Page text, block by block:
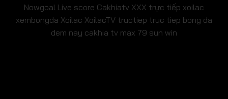
Nowgoal Live score Cakhiatv XXX trực tiếp xoilac
xembongda Xoilac XoilacTV tructiep truc tiep bong da
dem nay cakhia tv max 79 sun win